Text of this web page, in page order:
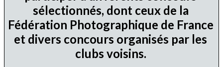
sélectionnés, dont ceux de la
Fédération Photographique de France
et divers concours organisés par les
clubs voisins.